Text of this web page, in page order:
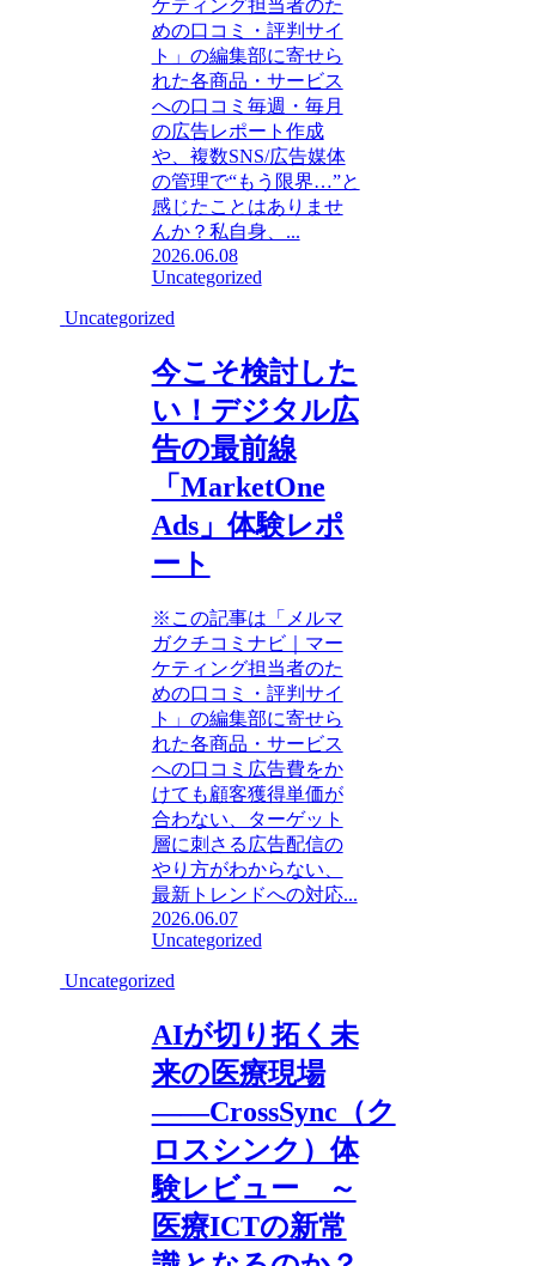
ケティング担当者のた
めの口コミ・評判サイ
ト」の編集部に寄せら
れた各商品・サービス
への口コミ毎週・毎月
の広告レポート作成
や、複数SNS/広告媒体
の管理で“もう限界…”と
感じたことはありませ
んか？私自身、...
2026.06.08
Uncategorized
Uncategorized
今こそ検討した
い！デジタル広
告の最前線
「MarketOne
Ads」体験レポ
ート
※この記事は「メルマ
ガクチコミナビ｜マー
ケティング担当者のた
めの口コミ・評判サイ
ト」の編集部に寄せら
れた各商品・サービス
への口コミ広告費をか
けても顧客獲得単価が
合わない、ターゲット
層に刺さる広告配信の
やり方がわからない、
最新トレンドへの対応...
2026.06.07
Uncategorized
Uncategorized
AIが切り拓く未
来の医療現場
――CrossSync（ク
ロスシンク）体
験レビュー ～
医療ICTの新常